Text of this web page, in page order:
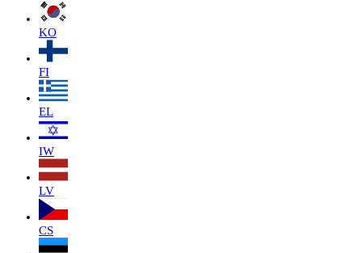
KO
FI
EL
IW
LV
CS